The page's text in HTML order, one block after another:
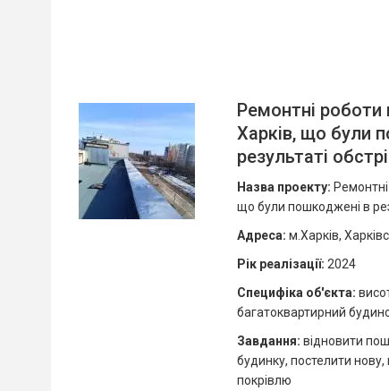
Ремонтні роботи
Харків, що були
результаті
Назва проекту:
що були пошкоджені в
Адреса: м.Харків,
Рік реалізації: 2024
Специфіка об'єкта:
багатоквартирний
Завдання: відновити
будинку, постелити
покрівлю